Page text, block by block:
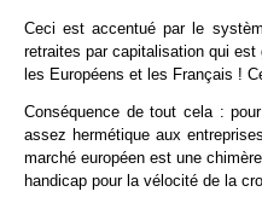
Ceci est accentué par le
retraites par capitalisation qui
les Européens et les Français !
Conséquence de tout cela :
assez hermétique aux
marché européen est une
handicap pour la vélocité de la